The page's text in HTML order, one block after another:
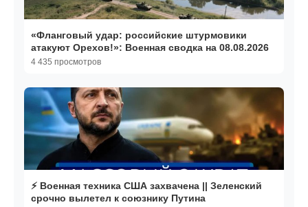
«Фланговый удар: российские штурмовики
атакуют Орехов!»: Военная сводка на 08.08.2026
4 435 просмотров
⚡️ Военная техника США захвачена || Зеленский
срочно вылетел к союзнику Путина